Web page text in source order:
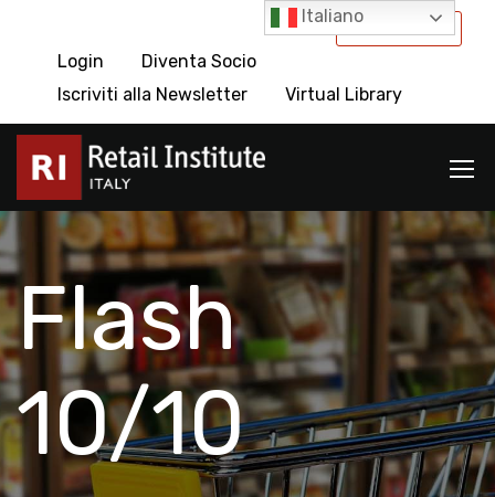
International
Login
Diventa Socio
Iscriviti alla Newsletter
Virtual Library
Flash
10/10
Italiano